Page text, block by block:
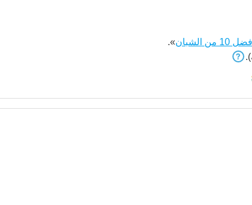
أفضل 10 من الشبان
».